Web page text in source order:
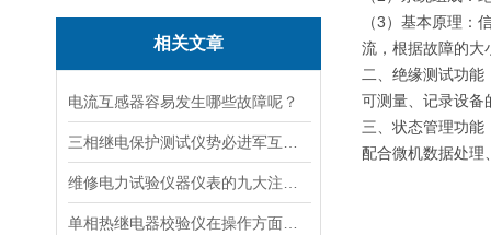
相关文章
电流互感器容易发生哪些故障呢？
（3）基本原理：
流，根据故障的大
二、绝缘测试功能
可测量、记录设备
三、状态管理功能
配合微机数据处理